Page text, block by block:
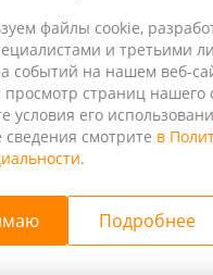
файлы cookie,
и третьими
событий на нашем веб-
страниц нашего
условия его
смотрите в
.
Подробнее